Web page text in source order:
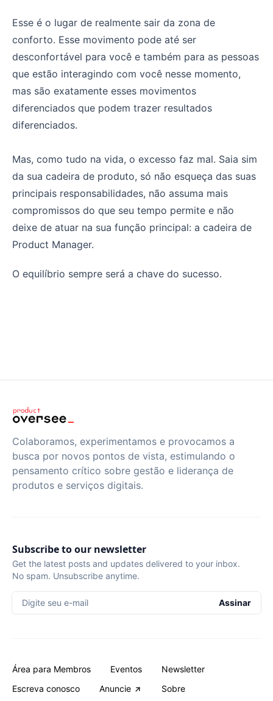
Esse é o lugar de realmente sair da zona de
conforto. Esse movimento pode até ser
desconfortável para você e também para as pessoas
que estão interagindo com você nesse momento,
mas são exatamente esses movimentos
diferenciados que podem trazer resultados
diferenciados.
Mas, como tudo na vida, o excesso faz mal. Saia sim
da sua cadeira de produto, só não esqueça das suas
principais responsabilidades, não assuma mais
compromissos do que seu tempo permite e não
deixe de atuar na sua função principal: a cadeira de
Product Manager.
O equilíbrio sempre será a chave do sucesso.
Colaboramos, experimentamos e provocamos a
busca por novos pontos de vista, estimulando o
pensamento crítico sobre gestão e liderança de
produtos e serviços digitais.
Subscribe to our newsletter
Get the latest posts and updates delivered to your inbox.
No spam. Unsubscribe anytime.
Digite seu e-mail Assinar
Área para Membros Eventos
Newsletter
Escreva conosco
Anuncie Sobre